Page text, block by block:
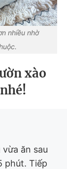
nhiều nhờ
xào
ăn sau
phút. Tiếp